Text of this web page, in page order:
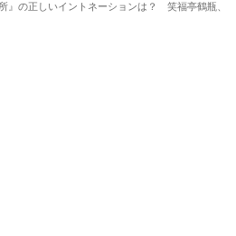
』の正しいイントネーションは？ 笑福亭鶴瓶、